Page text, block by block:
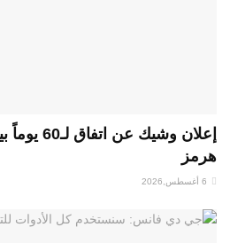
إعلان وشيك عن اتفاق لـ60